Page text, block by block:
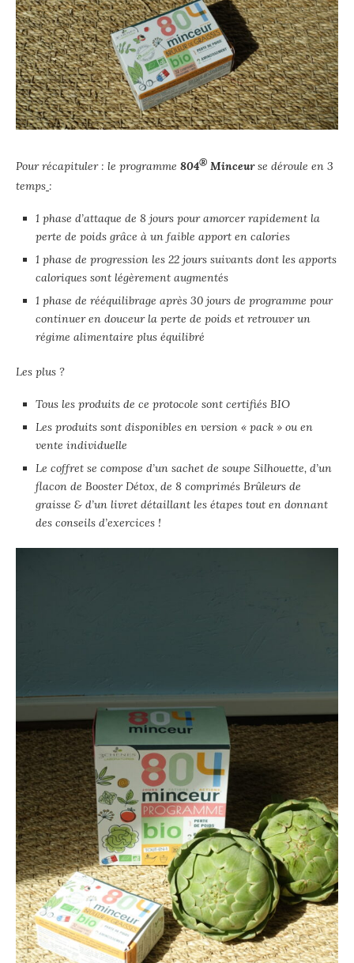
Pour récapituler : le programme 804® Minceurse déroule en 3
temps :
1 phase d’attaque de 8 jours pour amorcer rapidement la
perte de poids grâce à un faible apport en calories
1 phase de progression les 22 jours suivants dont les apports
caloriques sont légèrement augmentés
1 phase de rééquilibrage après 30 jours de programme pour
continuer en douceur la perte de poids et retrouver un
régime alimentaire plus équilibré
Les plus ?
Tous les produits de ce protocole sont certifiés BIO
Les produits sont disponibles en version « pack » ou en
vente individuelle
Le coffret se compose d’un sachet de soupe Silhouette, d’un
flacon de Booster Détox, de 8 comprimés Brûleurs de
graisse & d’un livret détaillant les étapes tout en donnant
des conseils d’exercices !